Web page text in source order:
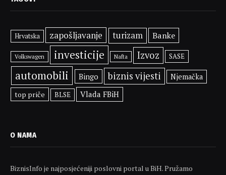
Hrvatska zapošljavanje turizam Banke
Volkswagen investicije Nafta Izvoz SASE
automobili Bingo biznis vijesti
Njemačka
top priče
BLSE Vlada FBiH
O NAMA
BiznisInfo je najposjećeniji poslovni portal u BiH. Pružamo